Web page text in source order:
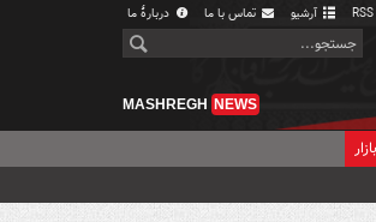
آرشیو تماس با ما دربارهٔ ما
MASHREGH NEWS
بازار